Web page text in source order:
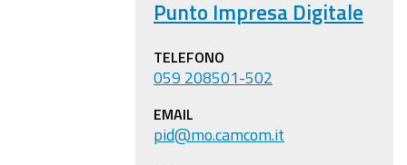
Punto Impresa Digitale
TELEFONO
059 208501-502
EMAIL
pid@mo.camcom.it